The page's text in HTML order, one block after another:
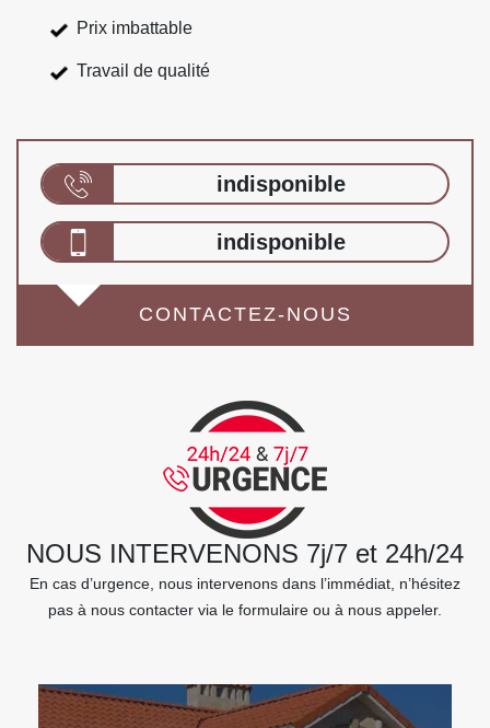
Prix imbattable
Travail de qualité
indisponible
indisponible
CONTACTEZ-NOUS
NOUS INTERVENONS 7j/7 et 24h/24
En cas d’urgence, nous intervenons dans l’immédiat, n’hésitez
pas à nous contacter via le formulaire ou à nous appeler.